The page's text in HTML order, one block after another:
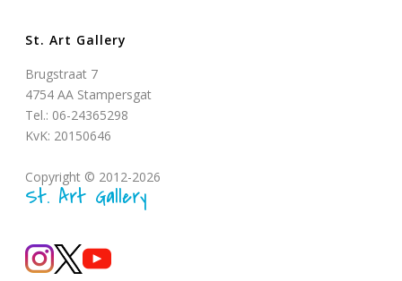
St. Art Gallery
Brugstraat 7
4754 AA Stampersgat
Tel.: 06-24365298
KvK: 20150646
Copyright © 2012-2026
St. Art Gallery